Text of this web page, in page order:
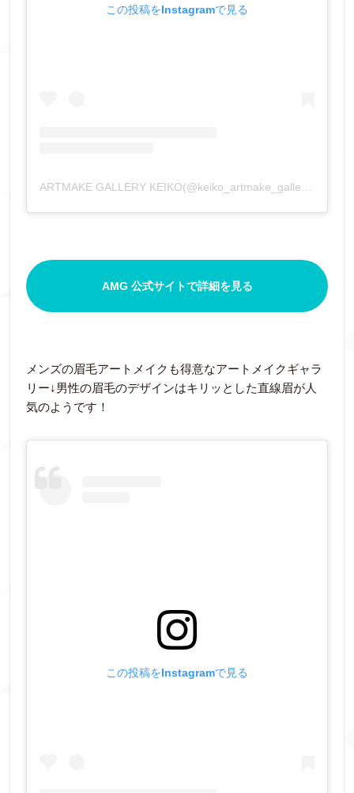
この投稿をInstagramで見る
AMG 公式サイトで詳細を見る
メンズの眉毛アートメイクも得意なアートメイクギャラ
リー↓男性の眉毛のデザインはキリッとした直線眉が人
気のようです！
この投稿をInstagramで見る